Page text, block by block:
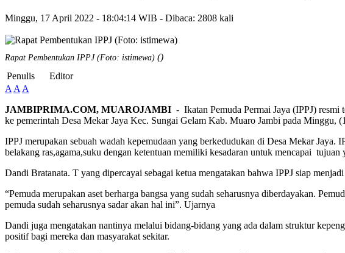
Minggu, 17 April 2022 - 18:04:14 WIB - Dibaca: 2808 kali
Rapat Pembentukan IPPJ (Foto: istimewa) ()
Penulis
Editor
A A A
JAMBIPRIMA.COM, MUAROJAMBI - Ikatan Pemuda Permai Jaya (IPPJ)
ke pemerintah Desa Mekar Jaya Kec. Sungai Gelam Kab. Muaro Jambi pada Minggu,
IPPJ merupakan sebuah wadah kepemudaan yang berkedudukan di Desa Mekar
belakang ras,agama,suku dengan ketentuan memiliki kesadaran untuk mencapai tujuan
Dandi Bratanata. T yang dipercayai sebagai ketua mengatakan bahwa IPPJ siap
“Pemuda merupakan aset berharga bangsa yang sudah seharusnya diberdayakan.
pemuda sudah seharusnya sadar akan hal ini”. Ujarnya
Dandi juga mengatakan nantinya melalui bidang-bidang yang ada dalam struktur
positif bagi mereka dan masyarakat sekitar.